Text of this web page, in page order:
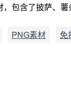
包含了披萨、
PNG素材 免